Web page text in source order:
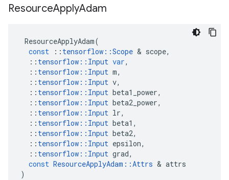
ResourceApplyAdam
ResourceApplyAdam(
const
:: tensorflow ::Scope & scope,
:: tensorflow :: Input var,
:: tensorflow :: Input m,
:: tensorflow :: Input v,
:: tensorflow :: Input beta1_power,
:: tensorflow :: Input beta2_power,
:: tensorflow :: Input lr,
:: tensorflow :: Input beta1 ,
:: tensorflow :: Input beta2,
:: tensorflow :: Input epsilon,
:: tensorflow :: Input grad,
const ResourceApplyAdam ::Attrs & attrs
)